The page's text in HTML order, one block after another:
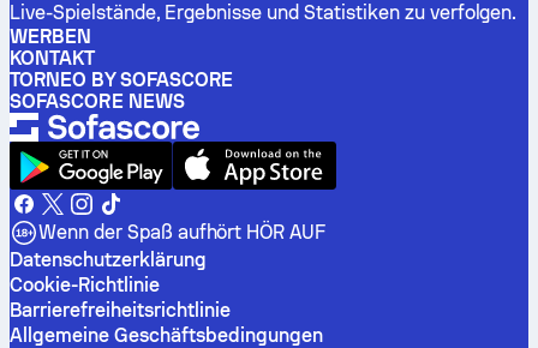
Live-Spielstände, Ergebnisse und Statistiken zu verfolgen.
WERBEN
KONTAKT
TORNEO BY SOFASCORE
SOFASCORE NEWS
Wenn der Spaß aufhört HÖR AUF
Datenschutzerklärung
Cookie-Richtlinie
Barrierefreiheitsrichtlinie
Allgemeine Geschäftsbedingungen